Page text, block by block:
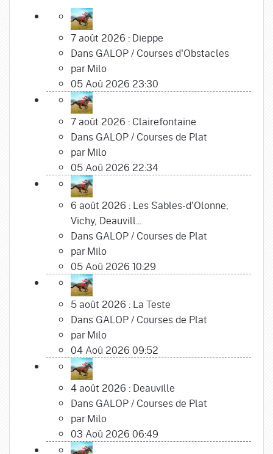
7 août 2026 : Dieppe
Dans GALOP/ Courses d'Obstacles
parMilo
05 Aoû 2026 23:30
7 août 2026 : Clairefontaine
Dans GALOP/ Courses de Plat
parMilo
05 Aoû 2026 22:34
6 août 2026 : Les Sables-d'Olonne,
Vichy, Deauvill...
Dans GALOP/ Courses de Plat
parMilo
05 Aoû 2026 10:29
5 août 2026 : La Teste
Dans GALOP/ Courses de Plat
parMilo
04 Aoû 2026 09:52
4 août 2026 : Deauville
Dans GALOP/ Courses de Plat
parMilo
03 Aoû 2026 06:49